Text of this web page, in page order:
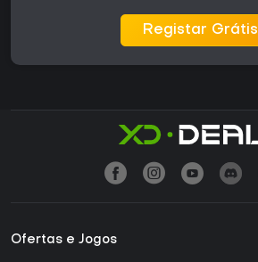
Registar Grátis
Ofertas e Jogos